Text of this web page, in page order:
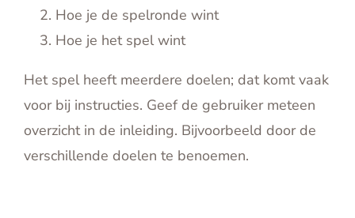
Hoe je de spelronde wint
Hoe je het spel wint
Het spel heeft meerdere doelen; dat komt vaak
voor bij instructies. Geef de gebruiker meteen
overzicht in de inleiding. Bijvoorbeeld door de
verschillende doelen te benoemen.